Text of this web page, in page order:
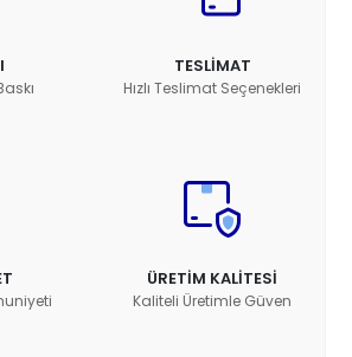
TESLİMAT
Hızlı Teslimat Seçenekleri
ÜRETİM KALİTESİ
Kaliteli Üretimle Güven